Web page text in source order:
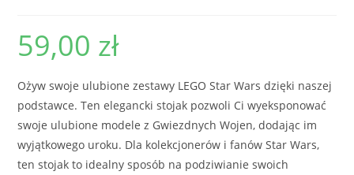
59,00 zł
Ożyw swoje ulubione zestawy LEGO Star Wars dzięki naszej
podstawce. Ten elegancki stojak pozwoli Ci wyeksponować
swoje ulubione modele z Gwiezdnych Wojen, dodając im
wyjątkowego uroku. Dla kolekcjonerów i fanów Star Wars,
ten stojak to idealny sposób na podziwianie swoich